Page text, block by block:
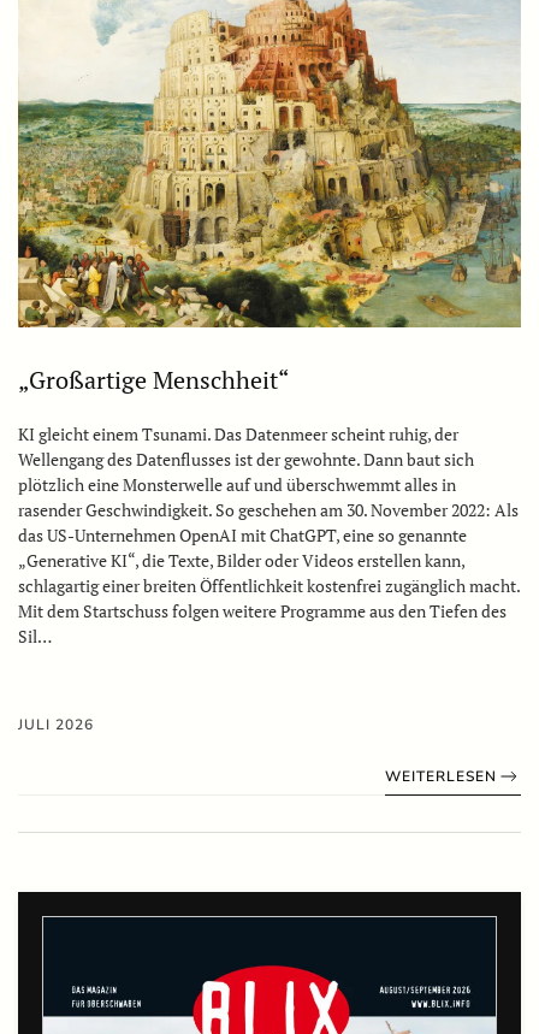
„Großartige Menschheit“
KI gleicht einem Tsunami. Das Datenmeer scheint ruhig, der
Wellengang des Datenflusses ist der gewohnte. Dann baut sich
plötzlich eine Monsterwelle auf und überschwemmt alles in
rasender Geschwindigkeit. So geschehen am 30. November 2022: Als
das US-Unternehmen OpenAI mit ChatGPT, eine so genannte
„Generative KI“, die Texte, Bilder oder Videos erstellen kann,
schlagartig einer breiten Öffentlichkeit kostenfrei zugänglich macht.
Mit dem Startschuss folgen weitere Programme aus den Tiefen des
Sil…
JULI 2026
WEITERLESEN